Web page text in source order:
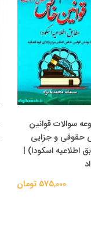
سوالات قوانین
و جزایی
اطلاعیه اسکودا) |
575,000 تومان